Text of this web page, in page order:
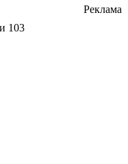
103
Реклама